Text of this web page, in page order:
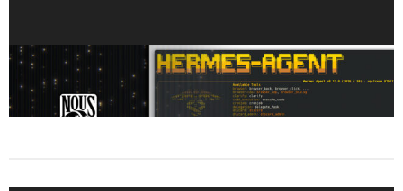
Hermes desbloqueia agentes de IA com
capacidade de autoaperfeiçoamento,
impulsionados por PCs NVIDIA RTX e DGX Spark